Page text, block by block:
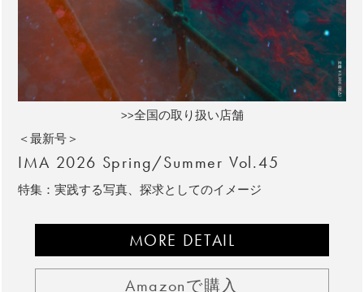
>>全国の取り扱い店舗
＜最新号＞
IMA 2026 Spring/Summer Vol.45
特集：実践する写真、探求としてのイメージ
MORE DETAIL
Amazonで購入